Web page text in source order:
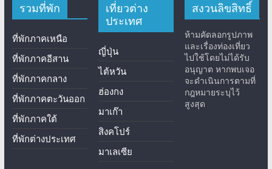
รวมที่พัก
ที่พักภาคเหนือ
ที่พักภาคอีสาน
ที่พักภาคกลาง
ที่พักภาคตะวันออก
ที่พักภาคใต้
ที่พักต่างประเทศ
เที่ยวต่าง
ประเทศ
ญี่ปุ่น
ไต้หวัน
ฮ่องกง
มาเก๊า
สิงคโปร์
มาเลเซีย
สงวนลิขสิทธิ์
ห้ามคัดลอกรูปภาพ
และเรื่องท่องเที่ยว
ไปใช้โดยไม่ได้รับ
อนุญาต หากพบเจอ
จะดำเนินการตามที่
กฎหมายระบุไว้
สูงสุด